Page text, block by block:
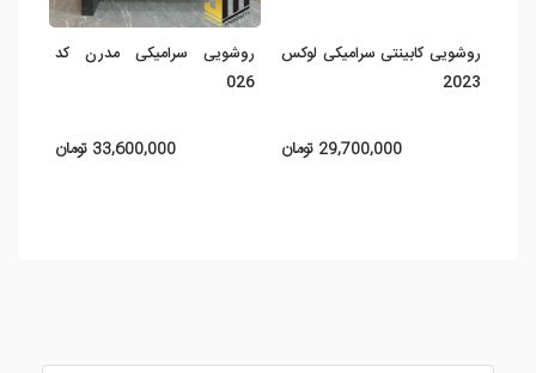
روشویی کابینتی سرامیکی لوکس
2023
29,700,000 تومان
روشویی سرامیکی مدرن کد
026
33,600,000 تومان